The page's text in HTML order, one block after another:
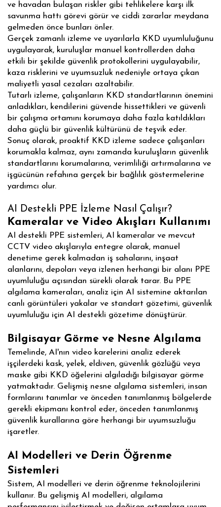
ve havadan bulaşan riskler gibi tehlikelere karşı ilk
savunma hattı görevi görür ve ciddi zararlar meydana
gelmeden önce bunları önler.
Gerçek zamanlı izleme ve uyarılarla KKD uyumluluğunu
uygulayarak, kuruluşlar manuel kontrollerden daha
etkili bir şekilde güvenlik protokollerini uygulayabilir,
kaza risklerini ve uyumsuzluk nedeniyle ortaya çıkan
maliyetli yasal cezaları azaltabilir.
Tutarlı izleme, çalışanların KKD standartlarının önemini
anladıkları, kendilerini güvende hissettikleri ve güvenli
bir çalışma ortamını korumaya daha fazla katıldıkları
daha güçlü bir güvenlik kültürünü de teşvik eder.
Sonuç olarak, proaktif KKD izleme sadece çalışanları
korumakla kalmaz, aynı zamanda kuruluşların güvenlik
standartlarını korumalarına, verimliliği artırmalarına ve
işgücünün refahına gerçek bir bağlılık göstermelerine
yardımcı olur.
AI Destekli PPE İzleme Nasıl Çalışır?
Kameralar ve Video Akışları Kullanımı
AI destekli PPE sistemleri, AI kameralar ve mevcut
CCTV video akışlarıyla entegre olarak, manuel
denetime gerek kalmadan iş sahalarını, inşaat
alanlarını, depoları veya izlenen herhangi bir alanı PPE
uyumluluğu açısından sürekli olarak tarar. Bu PPE
algılama kameraları, analiz için AI sistemine aktarılan
canlı görüntüleri yakalar ve standart gözetimi, güvenlik
uyumluluğu için AI destekli gözetime dönüştürür.
Bilgisayar Görme ve Nesne Algılama
Temelinde, AI'nın video karelerini analiz ederek
işçilerdeki kask, yelek, eldiven, güvenlik gözlüğü veya
maske gibi KKD öğelerini algıladığı bilgisayar görme
yatmaktadır. Gelişmiş nesne algılama sistemleri, insan
formlarını tanımlar ve önceden tanımlanmış bölgelerde
gerekli ekipmanı kontrol eder, önceden tanımlanmış
güvenlik kurallarına göre herhangi bir uyumsuzluğu
işaretler.
AI Modelleri ve Derin Öğrenme
Sistemleri
Sistem, AI modelleri ve derin öğrenme teknolojilerini
kullanır. Bu gelişmiş AI modelleri, algılama